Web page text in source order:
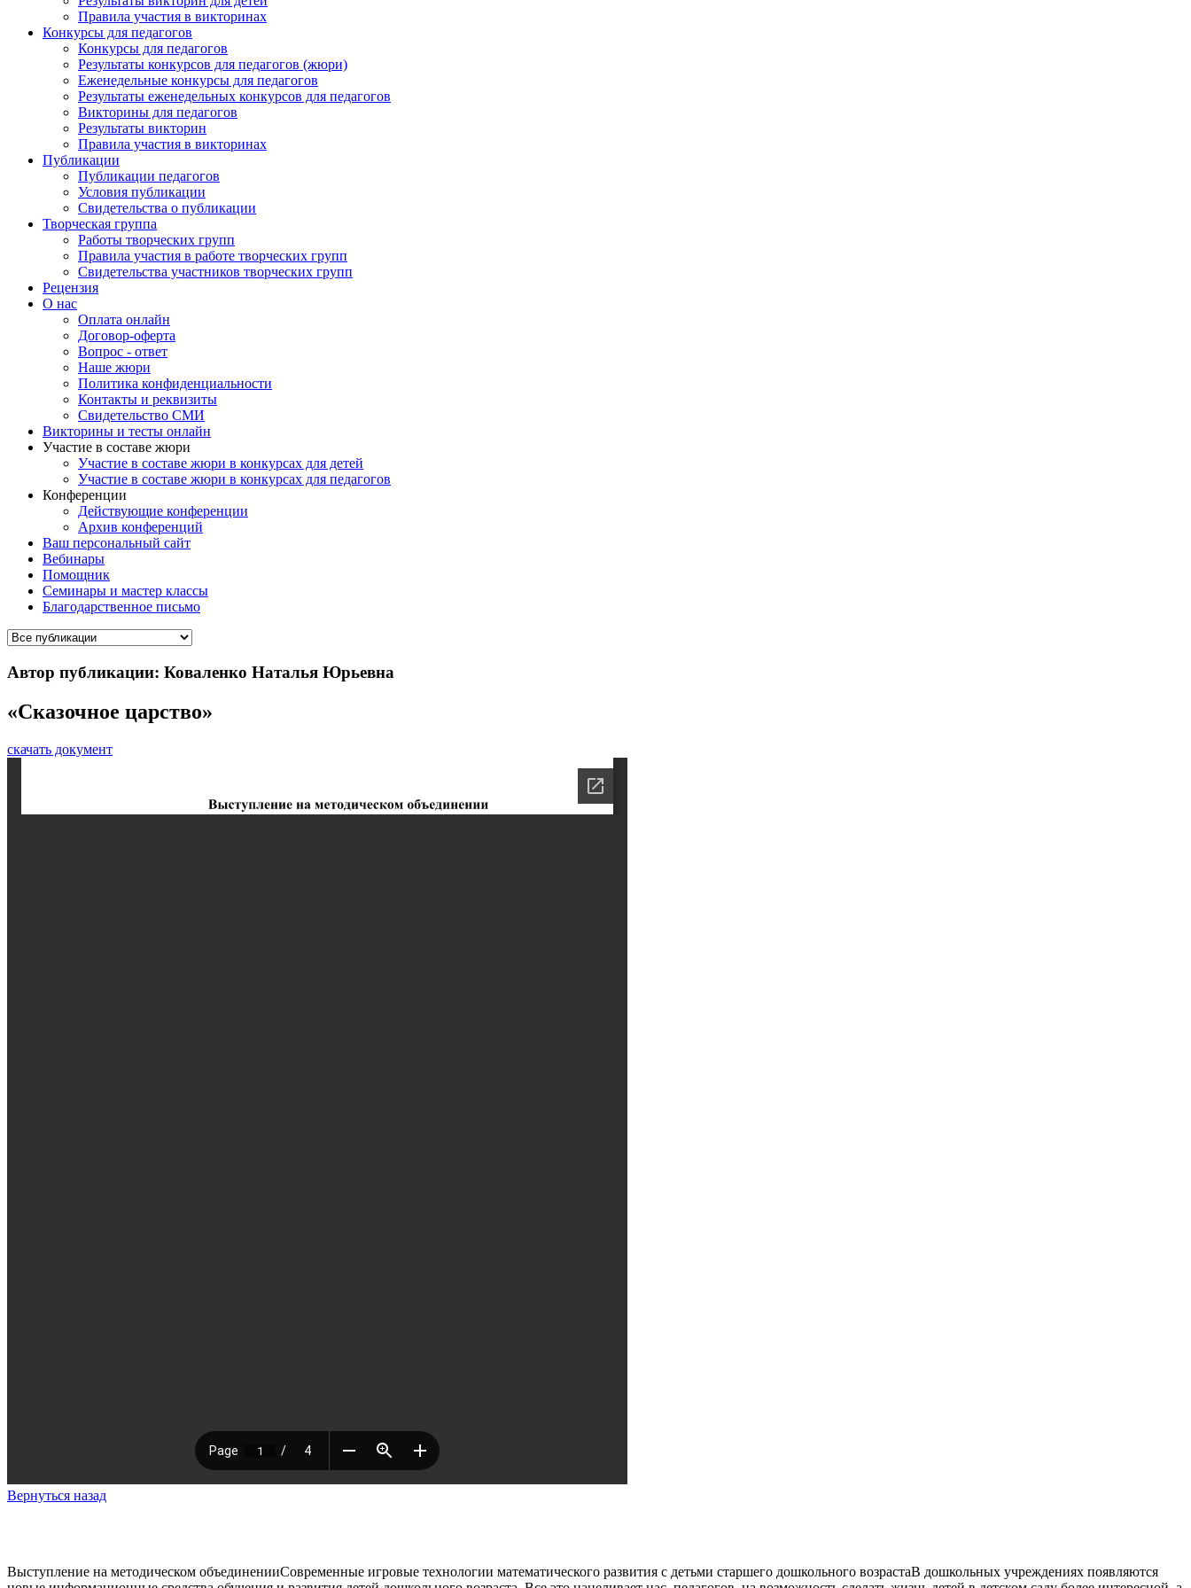
Правила участия в викторинах
Конкурсы для педагогов
Конкурсы для педагогов
Результаты конкурсов для педагогов (жюри)
Еженедельные конкурсы для педагогов
Результаты еженедельных конкурсов для педагогов
Викторины для педагогов
Результаты викторин
Правила участия в викторинах
Публикации
Публикации педагогов
Условия публикации
Свидетельства о публикации
Творческая группа
Работы творческих групп
Правила участия в работе творческих групп
Свидетельства участников творческих групп
Рецензия
О нас
Оплата онлайн
Договор-оферта
Вопрос - ответ
Наше жюри
Политика конфиденциальности
Контакты и реквизиты
Свидетельство СМИ
Викторины и тесты онлайн
Участие в составе жюри
Участие в составе жюри в конкурсах для детей
Участие в составе жюри в конкурсах для педагогов
Конференции
Действующие конференции
Архив конференций
Ваш персональный сайт
Вебинары
Помощник
Семинары и мастер классы
Благодарственное письмо
Автор публикации: Коваленко Наталья Юрьевна
«Сказочное царство»
скачать документ
Вернуться назад
Выступление на методическом объединенииСовременные игровые технологии математического развития с детьми старшего дошкольного возрастаВ дошкольных учреждениях появляются